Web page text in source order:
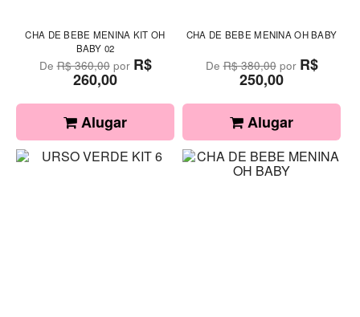
CHA DE BEBE MENINA KIT OH
BABY 02
DeR$ 360,00por R$
260,00
Alugar
CHA DE BEBE MENINA OH BABY
DeR$ 380,00por R$
250,00
Alugar